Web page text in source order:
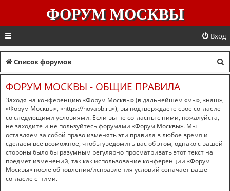
ФОРУМ МОСКВЫ
Вход
Список форумов
о
ФОРУМ МОСКВЫ - ОБЩИЕ ПРАВИЛА
Заходя на конференцию «Форум Москвы» (в дальнейшем «мы», «наш»,
«Форум Москвы», «https://novabb.ru»), вы подтверждаете своё согласие
со следующими условиями. Если вы не согласны с ними, пожалуйста,
не заходите и не пользуйтесь форумами «Форум Москвы». Мы
оставляем за собой право изменять эти правила в любое время и
сделаем всё возможное, чтобы уведомить вас об этом, однако с вашей
стороны было бы разумным регулярно просматривать этот текст на
предмет изменений, так как использование конференции «Форум
Москвы» после обновления/исправления условий означает ваше
согласие с ними.